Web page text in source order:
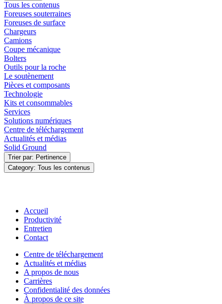
Tous les contenus
Foreuses souterraines
Foreuses de surface
Chargeurs
Camions
Coupe mécanique
Bolters
Outils pour la roche
Le soutènement
Pièces et composants
Technologie
Kits et consommables
Services
Solutions numériques
Centre de téléchargement
Actualités et médias
Solid Ground
Trier par: Pertinence
Category: Tous les contenus
Accueil
Productivité
Entretien
Contact
Centre de téléchargement
Actualités et médias
A propos de nous
Carrières
Confidentialité des données
À propos de ce site